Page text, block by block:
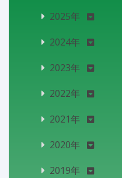
2025年
2024年
2023年
2022年
2021年
2020年
2019年